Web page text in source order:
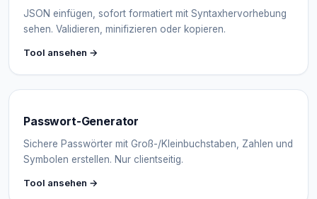
JSON einfügen, sofort formatiert mit Syntaxhervorhebung
sehen. Validieren, minifizieren oder kopieren.
Tool ansehen →
Passwort-Generator
Sichere Passwörter mit Groß-/Kleinbuchstaben, Zahlen und
Symbolen erstellen. Nur clientseitig.
Tool ansehen →